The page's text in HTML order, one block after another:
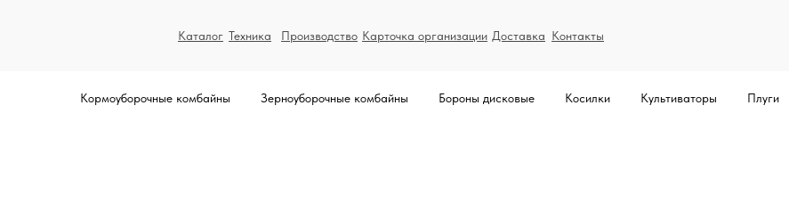
Каталог Техника Производство Карточка организации Доставка Контакты
Кормоуборочные комбайны Зерноуборочные комбайны Бороны дисковые Косилки Культиваторы Плуги